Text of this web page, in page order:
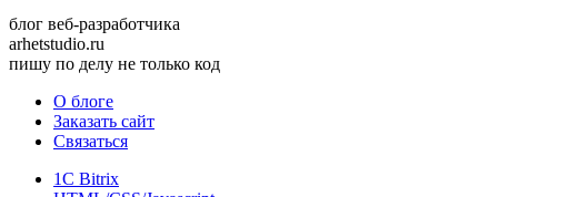
блог веб-разработчика
arhetstudio.ru
пишу по делу не только код
О блоге
Заказать сайт
Связаться
1C Bitrix